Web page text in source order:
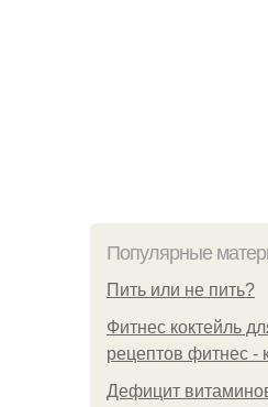
Популярные
Пить или не пить?
Фитнес коктейль
рецептов фитнес -
Дефицит